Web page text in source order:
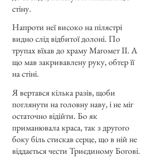
стіну.
Напроти неї високо на пілястрі
видно слід відбитої долоні. По
трупах вїхав до храму Магомет II. А
що мав закривавлену руку, обтер її
на стіні.
Я вертався кілька разів, щоби
поглянути на головну наву, і не міг
остаточно відійти. Бо як
приманювала краса, так з другого
боку біль стискав серце, що в ній не
віддається чести Триєдиному Богові.